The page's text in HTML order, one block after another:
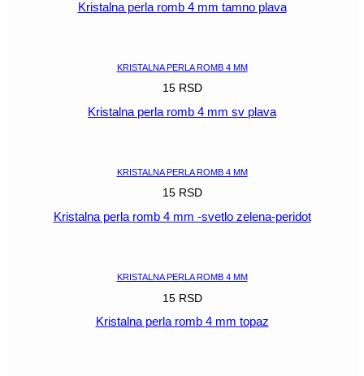
Kristalna perla romb 4 mm tamno plava
KRISTALNA PERLA ROMB 4 MM
15 RSD
Kristalna perla romb 4 mm sv plava
KRISTALNA PERLA ROMB 4 MM
15 RSD
Kristalna perla romb 4 mm -svetlo zelena-peridot
KRISTALNA PERLA ROMB 4 MM
15 RSD
Kristalna perla romb 4 mm topaz